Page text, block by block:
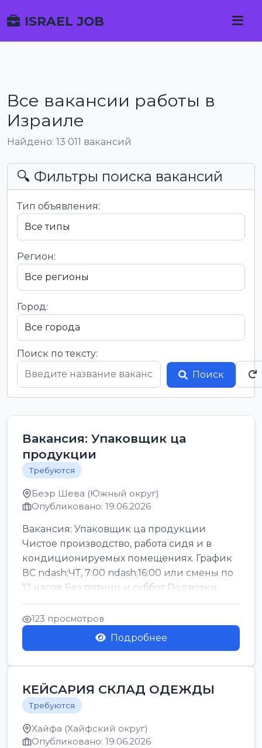
ISRAEL JOB
Все вакансии работы в
Израиле
Найдено: 13 011 вакансий
🔍 Фильтры поиска вакансий
Тип объявления:
Регион:
Город:
Поиск по тексту:
Поиск
Вакансия: Упаковщик ца
продукции
Требуются
Беэр Шева (Южный округ)
Опубликовано: 19.06.2026
Вакансия: Упаковщик ца продукции
Чистое производство, работа сидя и в
кондиционируемых помещениях. График
ВС ndash;ЧТ, 7:00 ndash;16:00 или смены по
12 часов Без пятниц и суббот Подвозки:
Офаким, Нети...
123 просмотров
Подробнее
КЕЙСАРИЯ СКЛАД ОДЕЖДЫ
Требуются
Хайфа (Хайфский округ)
Опубликовано: 19.06.2026